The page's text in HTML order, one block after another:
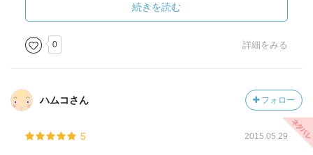
庇護欲をそそるって、こういうことか(笑)
個人的に、最後までディックよりもロブとネトに萌え滾っ
ていたので、本編CPにそこまでのめり込めなかったという
とはいえ、漸くなんのしがらみもなく自由に愛し合えるふ
たりを見てほっとしました。
犬にユウトの名前をこっそりつけてるディック、なんてい
じらしいのでしょう……。
続きを読む
0 詳細をみる
ハムコさん フォロー
5 2015.05.29